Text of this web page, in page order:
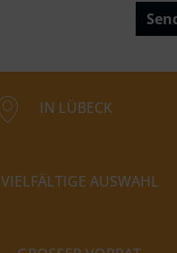
IN LÜBECK
VIELFÄLTIGE AUSWAHL